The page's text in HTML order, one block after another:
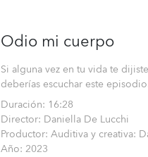
Odio mi cuerpo
Si alguna vez en tu vida te
deberías escuchar este
Duración: 16:28
Director: Daniella De Lucchi
Productor: Auditiva y creativa:
Año: 2023